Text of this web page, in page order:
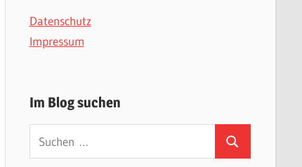
Datenschutz
Impressum
Im Blog suchen
Suchen
nach:
Suchen